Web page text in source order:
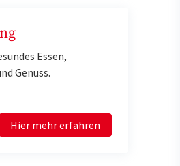
Essen,
Genuss.
Hier mehr erfahren